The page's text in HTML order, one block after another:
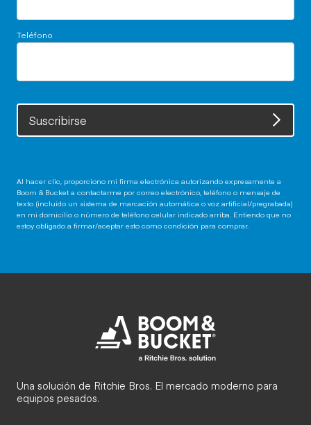
Teléfono
Suscribirse
Al hacer clic, proporciono mi firma electrónica autorizando expresamente a
Boom & Bucket a contactarme por correo electrónico, teléfono o mensaje de
texto (incluido un sistema de marcación automática o voz artificial/pregrabada)
en mi domicilio o número de teléfono celular indicado arriba. Entiendo que no
estoy obligado a firmar/aceptar esto como condición para comprar.
Una solución de Ritchie Bros. El mercado moderno para
equipos pesados.